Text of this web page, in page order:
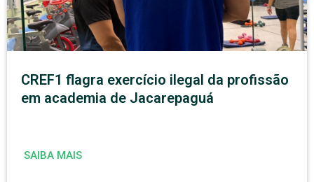
CREF1 flagra exercício ilegal da profissão
em academia de Jacarepaguá
SAIBA MAIS